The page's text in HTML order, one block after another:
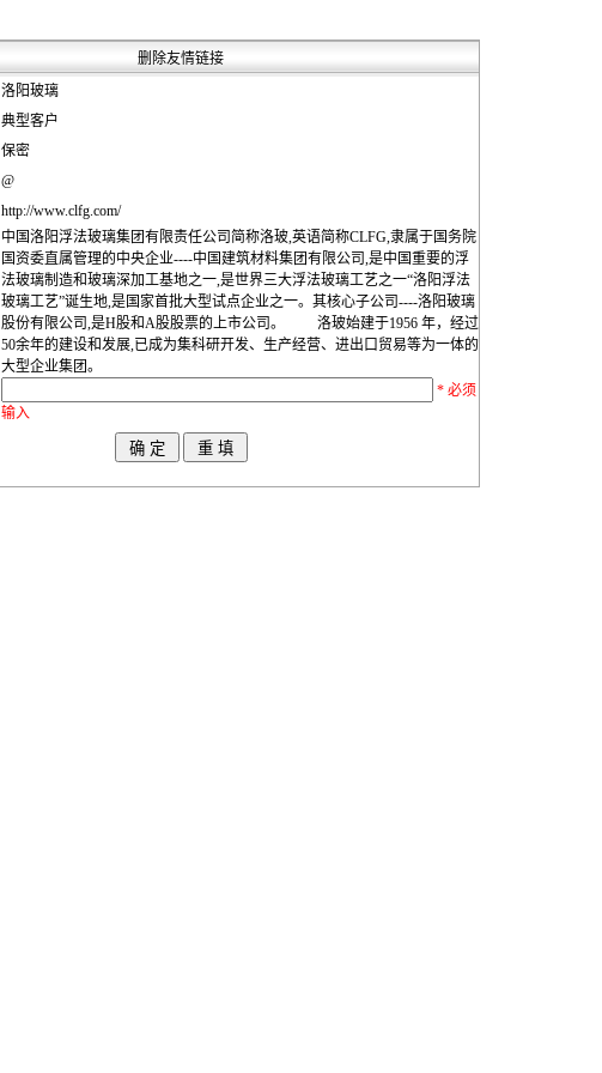
删除友情链接
洛阳玻璃
典型客户
保密
@
http://www.clfg.com/
中国洛阳浮法玻璃集团有限责任公司简称洛玻,英语简称CLFG,隶属于国务院
国资委直属管理的中央企业----中国建筑材料集团有限公司,是中国重要的浮
法玻璃制造和玻璃深加工基地之一,是世界三大浮法玻璃工艺之一“洛阳浮法
玻璃工艺”诞生地,是国家首批大型试点企业之一。其核心子公司----洛阳玻璃
股份有限公司,是H股和A股股票的上市公司。 洛玻始建于1956 年，经过
50余年的建设和发展,已成为集科研开发、生产经营、进出口贸易等为一体的
大型企业集团。
* 必须
输入